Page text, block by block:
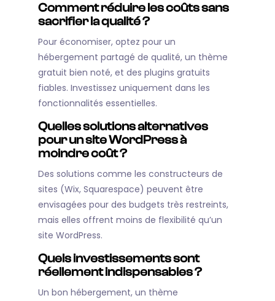
Comment réduire les coûts sans
sacrifier la qualité ?
Pour économiser, optez pour un
hébergement partagé de qualité, un thème
gratuit bien noté, et des plugins gratuits
fiables. Investissez uniquement dans les
fonctionnalités essentielles.
Quelles solutions alternatives
pour un site WordPress à
moindre coût ?
Des solutions comme les constructeurs de
sites (Wix, Squarespace) peuvent être
envisagées pour des budgets très restreints,
mais elles offrent moins de flexibilité qu’un
site WordPress.
Quels investissements sont
réellement indispensables ?
Un bon hébergement, un thème